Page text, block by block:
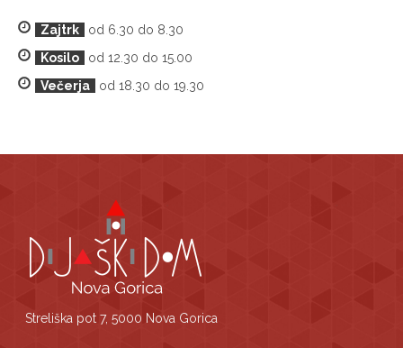
Zajtrk
od 6.30 do 8.30
Kosilo
od 12.30 do 15.00
Večerja
od 18.30 do 19.30
Streliška pot 7, 5000 Nova Gorica